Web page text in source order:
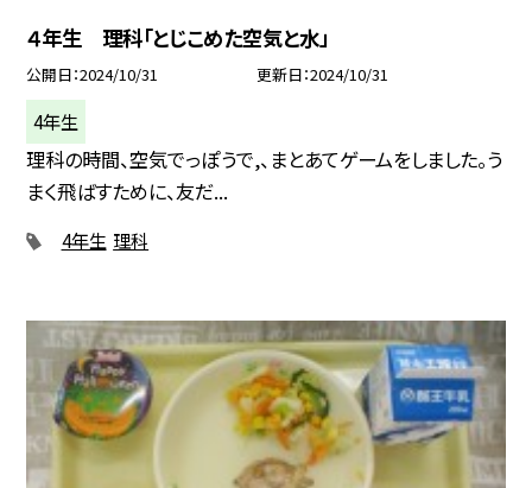
４年生 理科「とじこめた空気と水」
公開日 2024/10/31 更新日 2024/10/31
4年生
理科の時間、空気でっぽうで,、まとあてゲームをしました。う
まく飛ばすために、友だ...
4年生 理科